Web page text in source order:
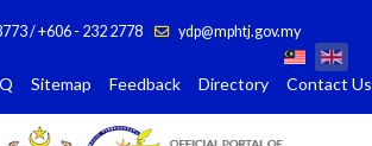
/ +606 - 232 2778 ydp@mphtj.gov.my
Sitemap Feedback Directory Contact Us